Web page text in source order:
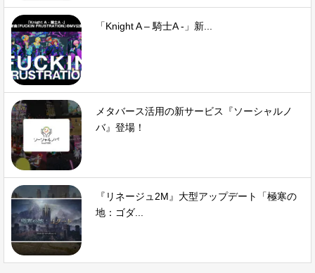
「Knight A – 騎士A -」新...
メタバース活用の新サービス『ソーシャルノ
バ』登場！
『リネージュ2M』大型アップデート「極寒の
地：ゴダ...